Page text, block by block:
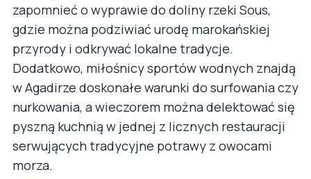
zapomnieć o wyprawie do doliny rzeki Sous,
gdzie można podziwiać urodę marokańskiej
przyrody i odkrywać lokalne tradycje.
Dodatkowo, miłośnicy sportów wodnych znajdą
w Agadirze doskonałe warunki do surfowania czy
nurkowania, a wieczorem można delektować się
pyszną kuchnią w jednej z licznych restauracji
serwujących tradycyjne potrawy z owocami
morza.